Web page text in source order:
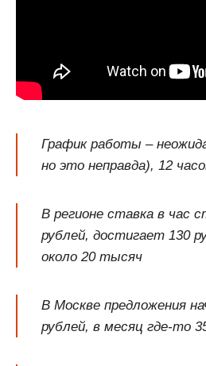
График работы –
но это неправда), 12
В регионе ставка в час
рублей, достигает 130
около 20 тысяч
В Москве предложения
рублей, в месяц где-то